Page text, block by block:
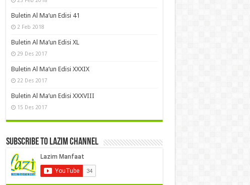
Buletin Al Ma’un Edisi 41
2 Feb 2018
Buletin Al Ma’un Edisi XL
29 Des 2017
Buletin Al Ma’un Edisi XXXIX
22 Des 2017
Buletin Al Ma’un Edisi XXXVIII
15 Des 2017
Subscribe to LAZIM Channel